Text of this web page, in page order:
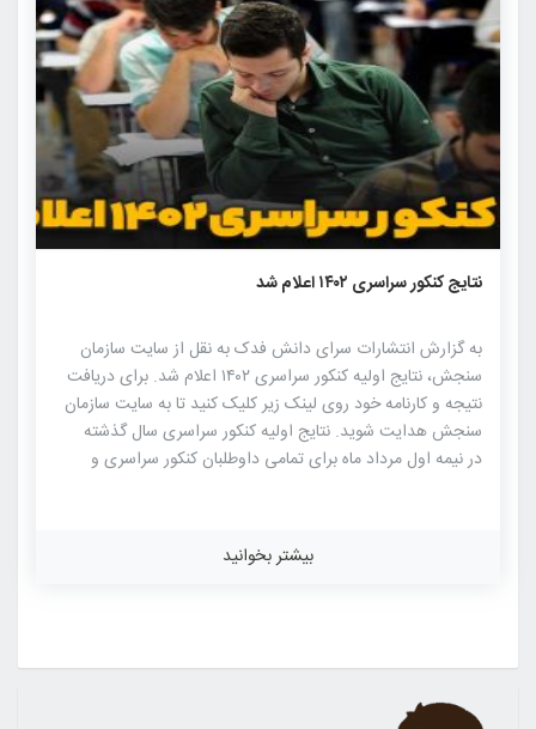
نتایج کنکور سراسری ۱۴۰۲ اعلام شد
به گزارش انتشارات سرای دانش فدک به نقل از سایت سازمان
سنجش، نتایج اولیه کنکور سراسری ۱۴۰۲ اعلام شد. برای دریافت
نتیجه و کارنامه خود روی لینک زیر کلیک کنید تا به سایت سازمان
سنجش هدایت شوید. نتایج اولیه کنکور سراسری سال گذشته
در نیمه اول مرداد ماه برای تمامی داوطلبان کنکور سراسری و
ماه در اسفند ماه اعلام خواهد شد. داوطلبان با در نظر داشتن
تغییرات کنکور سراسری، لازم است تا از زمان، نحوه، انتخاب رشته
بیشتر بخوانید